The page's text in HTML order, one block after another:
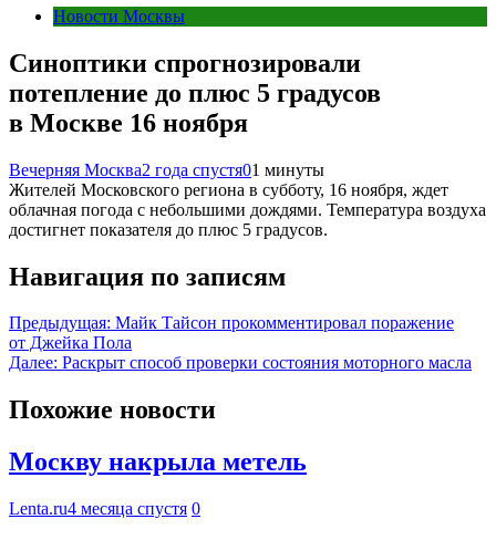
Новости Москвы
Синоптики спрогнозировали
потепление до плюс 5 градусов
в Москве 16 ноября
Вечерняя Москва2 года спустя01 минуты
Жителей Московского региона в субботу, 16 ноября, ждет
облачная погода с небольшими дождями. Температура воздуха
достигнет показателя до плюс 5 градусов.
Навигация по записям
Предыдущая: Майк Тайсон прокомментировал поражение
от Джейка Пола
Далее: Раскрыт способ проверки состояния моторного масла
Похожие новости
Москву накрыла метель
Lenta.ru4 месяца спустя 0